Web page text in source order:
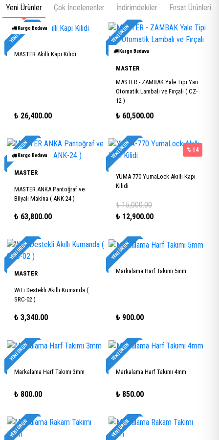
Yeni Ürünler Çok İncelenenler İndirimdekiler Fırsat Ürünleri
YENI ÜRÜN
Kargo Bedava
MASTER Akıllı Kapı Kilidi
₺ 26,400.00
YENI ÜRÜN
Kargo Bedava
MASTER
MASTER - ZAMBAK Yale Tipi Yarı
Otomatik Lambalı ve Fırçalı ( CZ-
12 )
₺ 60,500.00
YENI ÜRÜN
Kargo Bedava
MASTER
MASTER ANKA Pantoğraf ve
Bilyalı Makina ( ANK-24 )
₺ 63,800.00
YENI ÜRÜN
YUMA-770 YumaLock Akıllı Kapı
Kilidi
₺15,000.00
₺ 12,900.00
% 14
YENI ÜRÜN
MASTER
WiFi Destekli Akıllı Kumanda (
SRC-02 )
₺ 3,340.00
YENI ÜRÜN
Markalama Harf Takımı 5mm
₺ 900.00
YENI ÜRÜN
Markalama Harf Takımı 3mm
₺ 800.00
YENI ÜRÜN
Markalama Harf Takımı 4mm
₺ 850.00
YENI ÜRÜN YENI ÜRÜN